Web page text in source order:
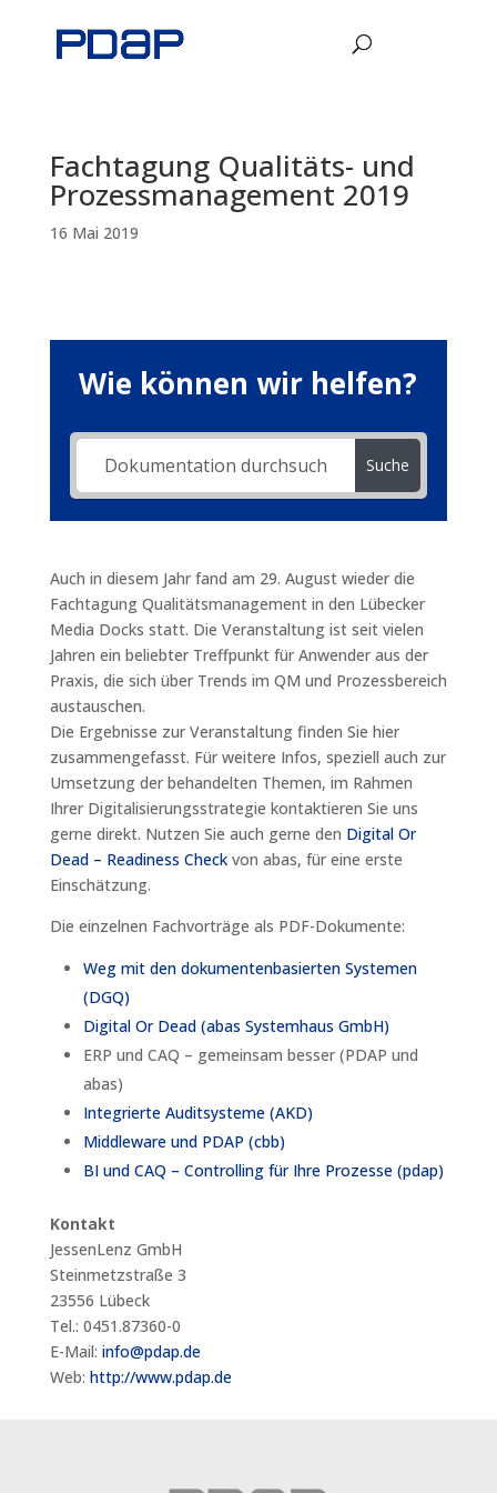
Fachtagung Qualitäts- und
Prozessmanagement 2019
16 Mai 2019
Wie können wir helfen?
Suche
Auch in diesem Jahr fand am 29. August wieder die
Fachtagung Qualitätsmanagement in den Lübecker
Media Docks statt. Die Veranstaltung ist seit vielen
Jahren ein beliebter Treffpunkt für Anwender aus der
Praxis, die sich über Trends im QM und Prozessbereich
austauschen.
Die Ergebnisse zur Veranstaltung finden Sie hier
zusammengefasst. Für weitere Infos, speziell auch zur
Umsetzung der behandelten Themen, im Rahmen
Ihrer Digitalisierungsstrategie kontaktieren Sie uns
gerne direkt. Nutzen Sie auch gerne den Digital Or
Dead – Readiness Check von abas, für eine erste
Einschätzung.
Die einzelnen Fachvorträge als PDF-Dokumente:
Weg mit den dokumentenbasierten Systemen
(DGQ)
Digital Or Dead (abas Systemhaus GmbH)
ERP und CAQ – gemeinsam besser (PDAP und
abas)
Integrierte Auditsysteme (AKD)
Middleware und PDAP (cbb)
BI und CAQ – Controlling für Ihre Prozesse (pdap)
Kontakt
JessenLenz GmbH
Steinmetzstraße 3
23556 Lübeck
Tel.: 0451.87360-0
E-Mail: info@pdap.de
Web: http://www.pdap.de